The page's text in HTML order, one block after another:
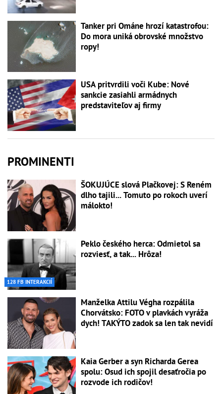
Tanker pri Ománe hrozí katastrofou:
Do mora uniká obrovské množstvo
ropy!
USA pritvrdili voči Kube: Nové
sankcie zasiahli armádnych
predstaviteľov aj firmy
PROMINENTI
ŠOKUJÚCE slová Plačkovej: S Reném
dlho tajili... Tomuto po rokoch uverí
málokto!
128 FB INTERAKCIÍ
Peklo českého herca: Odmietol sa
rozviesť, a tak... Hrôza!
Manželka Attilu Végha rozpálila
Chorvátsko: FOTO v plavkách vyráža
dych! TAKÝTO zadok sa len tak nevidí
Kaia Gerber a syn Richarda Gerea
spolu: Osud ich spojil desaťročia po
rozvode ich rodičov!